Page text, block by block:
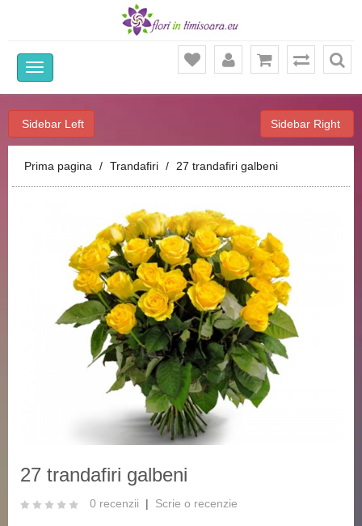
Sidebar Left Sidebar Right
Prima pagina Trandafiri 27 trandafiri galbeni
27 trandafiri galbeni
0 recenzii | Scrie o recenzie